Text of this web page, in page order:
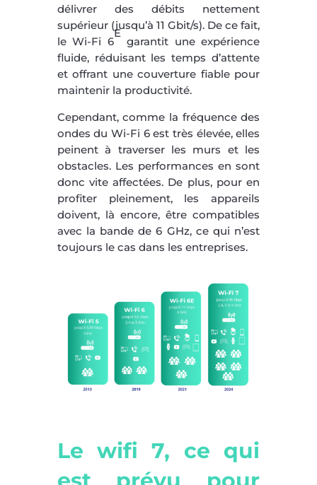
délivrer des débits nettement
supérieur (jusqu’à 11 Gbit/s). De ce fait,
le Wi-Fi 6
E
garantit une expérience
fluide, réduisant les temps d’attente
et offrant une couverture fiable pour
maintenir la productivité.
Cependant, comme la fréquence des
ondes du Wi-Fi 6 est très élevée, elles
peinent à traverser les murs et les
obstacles. Les performances en sont
donc vite affectées. De plus, pour en
profiter pleinement, les appareils
doivent, là encore, être compatibles
avec la bande de 6 GHz, ce qui n’est
toujours le cas dans les entreprises.
Le wifi 7, ce qui